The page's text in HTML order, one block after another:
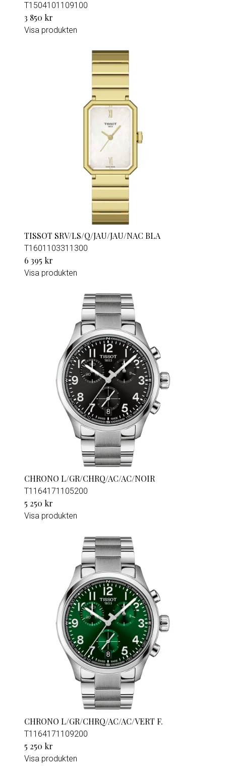
T1504101109100
3 850 kr
Visa produkten
TISSOT SRV/LS/Q/JAU/JAU/NAC BLA
T1601103311300
6 395 kr
Visa produkten
CHRONO L/GR/CHRQ/AC/AC/NOIR
T1164171105200
5 250 kr
Visa produkten
CHRONO L/GR/CHRQ/AC/AC/VERT F.
T1164171109200
5 250 kr
Visa produkten